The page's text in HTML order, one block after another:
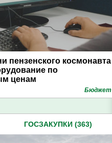
пензенского космонавта
по
ценам
Бюджет
ГОСЗАКУПКИ (363)